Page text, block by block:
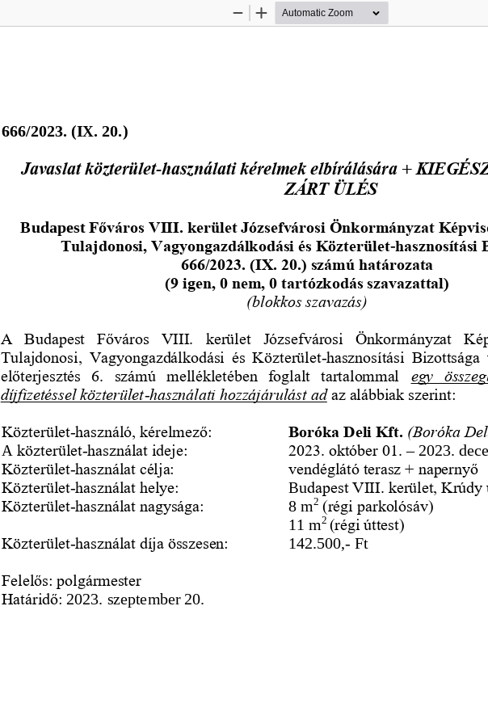
Zoom
Zoom
666/2023. (IX. 20.)
Javaslat közterület-használati kérelmek elbírálására +
ZÁRT ÜLÉS
Budapest Főváros VIII. kerület Józsefvárosi Önkormányzat
Tulajdonosi, Vagyongazdálkodási és Közterület-hasznosítási
666/2023. (IX. 20.) számú határozata
(9 igen, 0 nem, 0 tartózkodás szavazattal)
(blokkos szavazás)
A  Budapest  Főváros  VIII.  kerület  Józsefvárosi  Önkormányzat
Tulajdonosi,  Vagyongazdálkodási  és  Közterület-hasznosítási  Bizottsága
előterjesztés  6.  számú  mellékletében  foglalt  tartalommal
egy
díjfizetéssel közterület-használati hozzájárulást ad az alábbiak szerint:
Közterület-használó, kérelmező:
A közterület-használat ideje:
Közterület-használat célja:
Közterület-használat helye:
Közterület-használat nagysága:
Közterület-használat díja összesen:
Boróka Deli Kft. (Boróka
2023. október 01. – 2023.
vendéglátó terasz + napernyő
Budapest VIII. kerület, Krúdy
8 m2 (régi parkolósáv)
11 m2 (régi úttest)
142.500, - Ft
Felelős: polgármester
Határidő: 2023. szeptember 20.